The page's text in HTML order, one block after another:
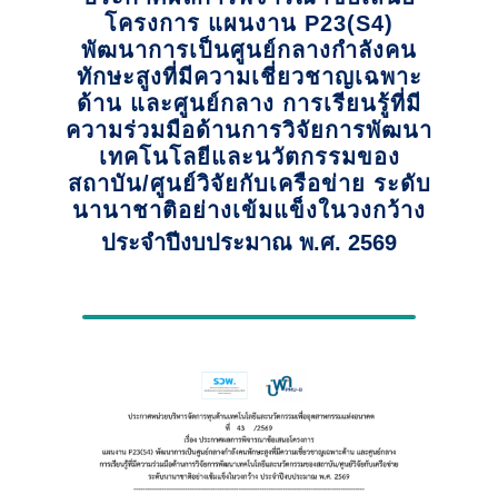
โครงการ แผนงาน P23(S4)
พัฒนาการเป็นศูนย์กลางกำลังคน
ทักษะสูงที่มีความเชี่ยวชาญเฉพาะ
ด้าน และศูนย์กลาง การเรียนรู้ที่มี
ความร่วมมือด้านการวิจัยการพัฒนา
เทคโนโลยีและนวัตกรรมของ
สถาบัน/ศูนย์วิจัยกับเครือข่าย ระดับ
นานาชาติอย่างเข้มแข็งในวงกว้าง
ประจำปีงบประมาณ พ.ศ. 2569